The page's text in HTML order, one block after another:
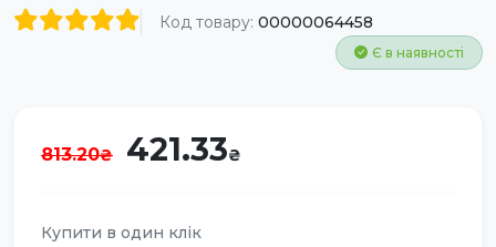
Код товару: 00000064458
Є в наявності
813.20 421.33
Купити в один клік